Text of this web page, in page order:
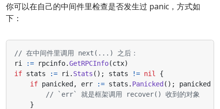
你可以在自己的中间件里检查是否发生过 panic，方式如
下：
// 在中间件里调用 next(...) 之后：
ri
:= rpcinfo.GetRPCInfo(ctx)
if stats := ri . Stats (); stats != nil
{
if panicked , err := stats . Panicked (); panicked
// `err` 就是框架调用 recover() 收到的对象
}